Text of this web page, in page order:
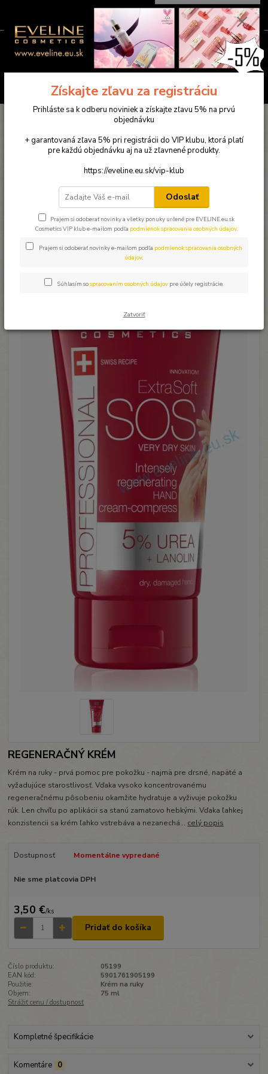
Menu
0ks
za 0,00 €
EXTRA SOFT - INTENZÍVNY
REGENERAČNÝ KRÉM NA RUKY SOS 5% UREA + LANOLÍN
EXTRA SOFT - INTENZÍVNY
REGENERAČNÝ KRÉM NA RUKY
SOS 5% UREA + LANOLÍN
REGENERAČNÝ KRÉM
Krém na ruky - prvá pomoc pre pokožku - najmä pre drsné, napäté a
vyžadujúce starostlivosť. Vďaka vysoko koncentrovanému
regeneračnému pôsobeniu okamžite hydratuje a vyživuje pokožku
rúk. Len chvíľu po aplikácii sa stanú zamatovo hebkými. Vďaka ľahkej
konzistencii sa krém ľahko vstrebáva a nezanechá... celý popis
Dostupnosť Momentálne vypredané
Nie sme platcovia DPH
3,50 €/ks
Pridať do košíka
Číslo produktu:
05199
EAN kód:
5901761905199
Použitie:
Krém na ruky
Objem:
75 ml
Strážiť cenu / dostupnosť
Kompletné špecifikácie
Komentáre 0
Získajte zľavu za registráciu
Prihláste sa k odberu noviniek a získajte zľavu 5% na prvú
objednávku
+ garantovaná zľava 5% pri registrácii do VIP klubu, ktorá platí
pre každú objednávku aj na už zľavnené produkty.
https://eveline.eu.sk/vip-klub
Odoslať
Prajem si odoberať novinky a všetky ponuky určené pre EVELINE.eu.sk
Cosmetics VIP klub e-mailom podľa podmienok spracovania osobných údajov.
Prajem si odoberať novinky e-mailom podľa podmienok spracovania osobných
údajov.
Súhlasím sospracovaním osobných údajov pre účely registrácie.
Zatvoriť